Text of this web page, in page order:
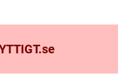
se